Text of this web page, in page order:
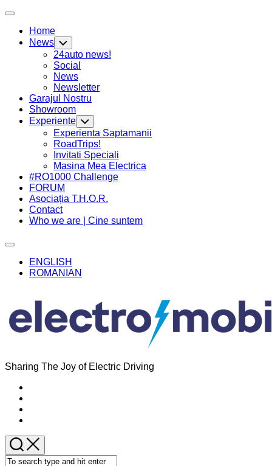
Skip
content
Expand
Home
News Toggle
Child
Menu
24auto news!
Social
News
Newsletter
Current
Page
Parent
Garajul Nostru
Showroom
Experiente Toggle
Child
Menu
Current
Page
Parent
Experienta Saptamanii
RoadTrips!
Invitati Speciali
Masina Mea Electrica
#RO1000 Challenge
FORUM
Asociația T.H.O.R.
Contact
Who we are | Cine suntem
Expand
ENGLISH
ROMANIAN
Sharing The Joy of Electric Driving